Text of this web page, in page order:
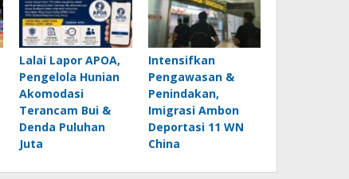
Lalai Lapor APOA,
Pengelola Hunian
Akomodasi
Terancam Bui &
Denda Puluhan
Juta
Intensifkan
Pengawasan &
Penindakan,
Imigrasi Ambon
Deportasi 11 WN
China